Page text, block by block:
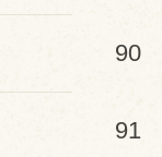
90
91